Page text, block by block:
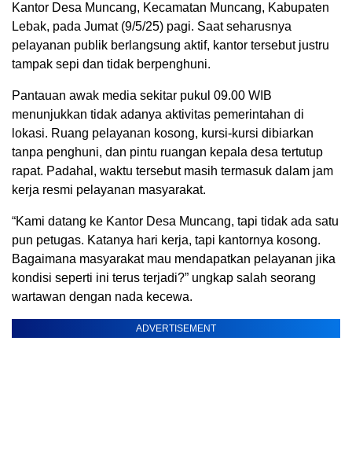
Kantor Desa Muncang, Kecamatan Muncang, Kabupaten
Lebak, pada Jumat (9/5/25) pagi. Saat seharusnya
pelayanan publik berlangsung aktif, kantor tersebut justru
tampak sepi dan tidak berpenghuni.
Pantauan awak media sekitar pukul 09.00 WIB
menunjukkan tidak adanya aktivitas pemerintahan di
lokasi. Ruang pelayanan kosong, kursi-kursi dibiarkan
tanpa penghuni, dan pintu ruangan kepala desa tertutup
rapat. Padahal, waktu tersebut masih termasuk dalam jam
kerja resmi pelayanan masyarakat.
“Kami datang ke Kantor Desa Muncang, tapi tidak ada satu
pun petugas. Katanya hari kerja, tapi kantornya kosong.
Bagaimana masyarakat mau mendapatkan pelayanan jika
kondisi seperti ini terus terjadi?” ungkap salah seorang
wartawan dengan nada kecewa.
ADVERTISEMENT